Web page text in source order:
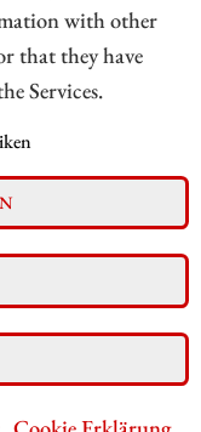
with other
that they have
Services.